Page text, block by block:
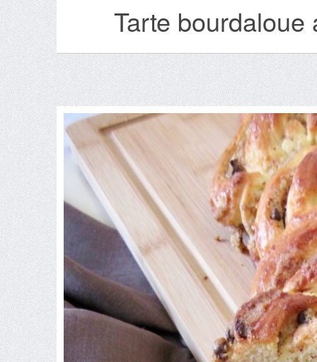
Tarte